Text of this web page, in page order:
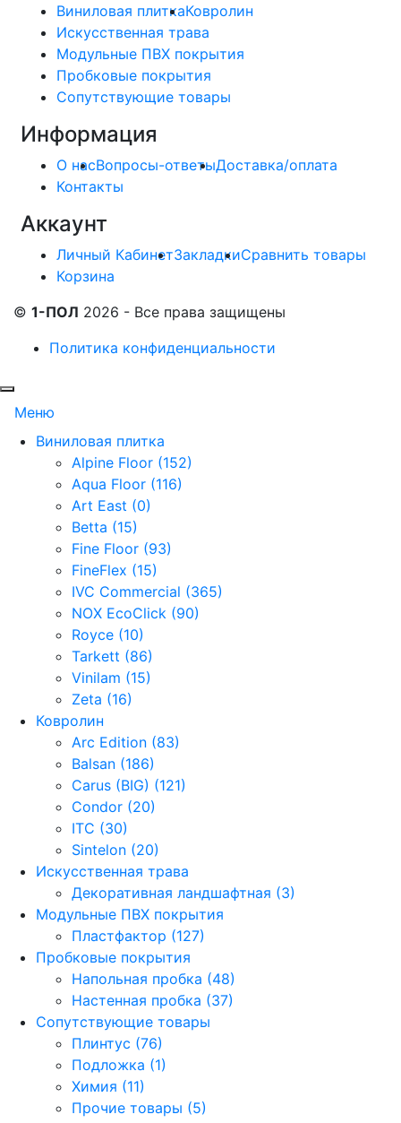
Виниловая плиткаКовролин
Искусственная трава
Модульные ПВХ покрытия
Пробковые покрытия
Сопутствующие товары
Информация
О насВопросы-ответыДоставка/оплата
Контакты
Аккаунт
Личный КабинетЗакладкиСравнить товары
Корзина
© 1-ПОЛ 2026 - Все права защищены
Политика конфиденциальности
Меню
Виниловая плитка
Alpine Floor (152)
Aqua Floor (116)
Art East (0)
Betta (15)
Fine Floor (93)
FineFlex (15)
IVC Commercial (365)
NOX EcoClick (90)
Royce (10)
Tarkett (86)
Vinilam (15)
Zeta (16)
Ковролин
Arc Edition (83)
Balsan (186)
Carus (BIG) (121)
Condor (20)
ITC (30)
Sintelon (20)
Искусственная трава
Декоративная ландшафтная (3)
Модульные ПВХ покрытия
Пластфактор (127)
Пробковые покрытия
Напольная пробка (48)
Настенная пробка (37)
Сопутствующие товары
Плинтус (76)
Подложка (1)
Химия (11)
Прочие товары (5)